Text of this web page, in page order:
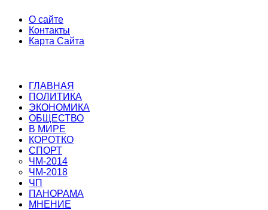
О сайте
Контакты
Карта Сайта
ГЛАВНАЯ
ПОЛИТИКА
ЭКОНОМИКА
ОБЩЕСТВО
В МИРЕ
КОРОТКО
СПОРТ
ЧМ-2014
ЧМ-2018
ЧП
ПАНОРАМА
МНЕНИЕ